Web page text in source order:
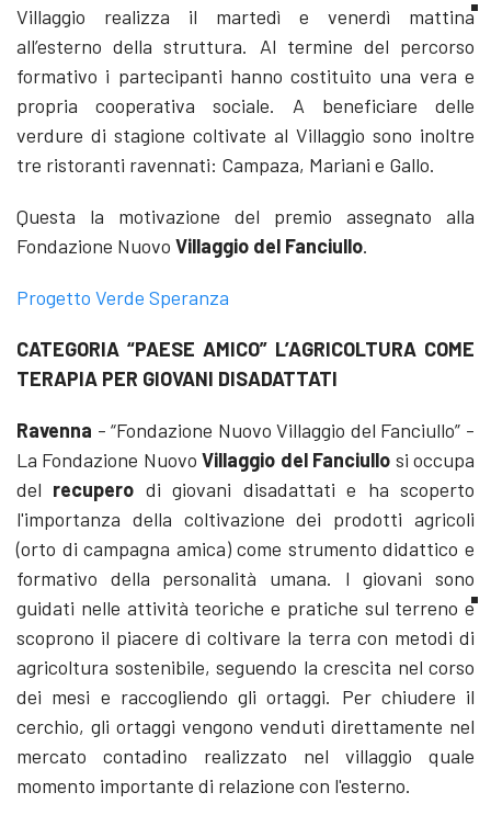
Villaggio realizza il martedì e venerdì mattina
all’esterno della struttura. Al termine del percorso
formativo i partecipanti hanno costituito una vera e
propria cooperativa sociale. A beneficiare delle
verdure di stagione coltivate al Villaggio sono inoltre
tre ristoranti ravennati: Campaza, Mariani e Gallo.
Questa la motivazione del premio assegnato alla
Fondazione Nuovo Villaggio del Fanciullo.
Progetto Verde Speranza
CATEGORIA “PAESE AMICO” L’AGRICOLTURA COME
TERAPIA PER GIOVANI DISADATTATI
Ravenna - “Fondazione Nuovo Villaggio del Fanciullo” -
La Fondazione NuovoVillaggio del Fanciullo si occupa
del recupero di giovani disadattati e ha scoperto
l'importanza della coltivazione dei prodotti agricoli
(orto di campagna amica) come strumento didattico e
formativo della personalità umana. I giovani sono
guidati nelle attività teoriche e pratiche sul terreno e
scoprono il piacere di coltivare la terra con metodi di
agricoltura sostenibile, seguendo la crescita nel corso
dei mesi e raccogliendo gli ortaggi. Per chiudere il
cerchio, gli ortaggi vengono venduti direttamente nel
mercato contadino realizzato nel villaggio quale
momento importante di relazione con l'esterno.